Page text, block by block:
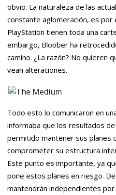
obvio. La naturaleza de las
constante aglomeración, es
PlayStation tienen toda una
embargo, Bloober ha
camino. ¿La razón? No quieren
vean alteraciones.
Todo esto lo comunicaron en
informaba que los resultados
permitido mantener sus planes
comprometer su estructura
Este punto es importante, ya
pone estos planes en riesgo.
mantendrán independientes por